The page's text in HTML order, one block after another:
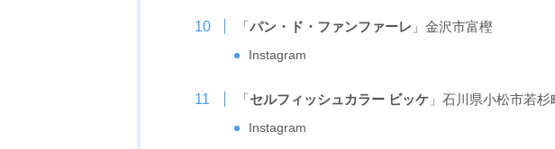
「パン・ド・ファンファーレ 」金沢市富樫
Instagram
「セルフィッシュカラー ビッケ」石川県小松市若杉
Instagram